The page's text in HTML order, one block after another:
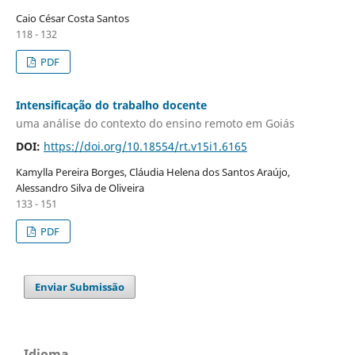
Caio César Costa Santos
118 - 132
PDF
Intensificação do trabalho docente
uma análise do contexto do ensino remoto em Goiás
DOI: https://doi.org/10.18554/rt.v15i1.6165
Kamylla Pereira Borges, Cláudia Helena dos Santos Araújo,
Alessandro Silva de Oliveira
133 - 151
PDF
Enviar Submissão